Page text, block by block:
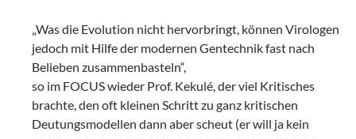
„Was die Evolution nicht hervorbringt, können Virologen
jedoch mit Hilfe der modernen Gentechnik fast nach
Belieben zusammenbasteln“,
so im FOCUS wieder Prof. Kekulé, der viel Kritisches
brachte, den oft kleinen Schritt zu ganz kritischen
Deutungsmodellen dann aber scheut (er will ja kein